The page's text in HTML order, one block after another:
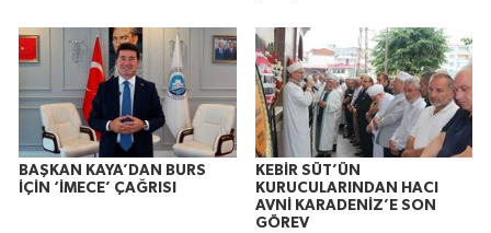
BAŞKAN KAYA’DAN BURS
İÇİN ‘İMECE’ ÇAĞRISI
KEBİR SÜT’ÜN
KURUCULARINDAN HACI
AVNİ KARADENİZ’E SON
GÖREV